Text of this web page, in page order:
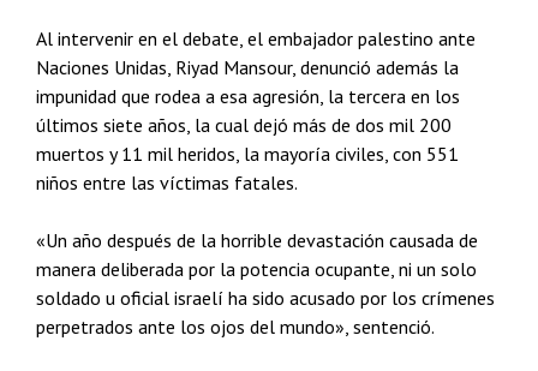
Al intervenir en el debate, el embajador palestino ante
Naciones Unidas, Riyad Mansour, denunció además la
impunidad que rodea a esa agresión, la tercera en los
últimos siete años, la cual dejó más de dos mil 200
muertos y 11 mil heridos, la mayoría civiles, con 551
niños entre las víctimas fatales.
«Un año después de la horrible devastación causada de
manera deliberada por la potencia ocupante, ni un solo
soldado u oficial israelí ha sido acusado por los crímenes
perpetrados ante los ojos del mundo», sentenció.